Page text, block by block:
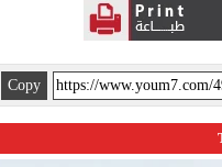
Copy